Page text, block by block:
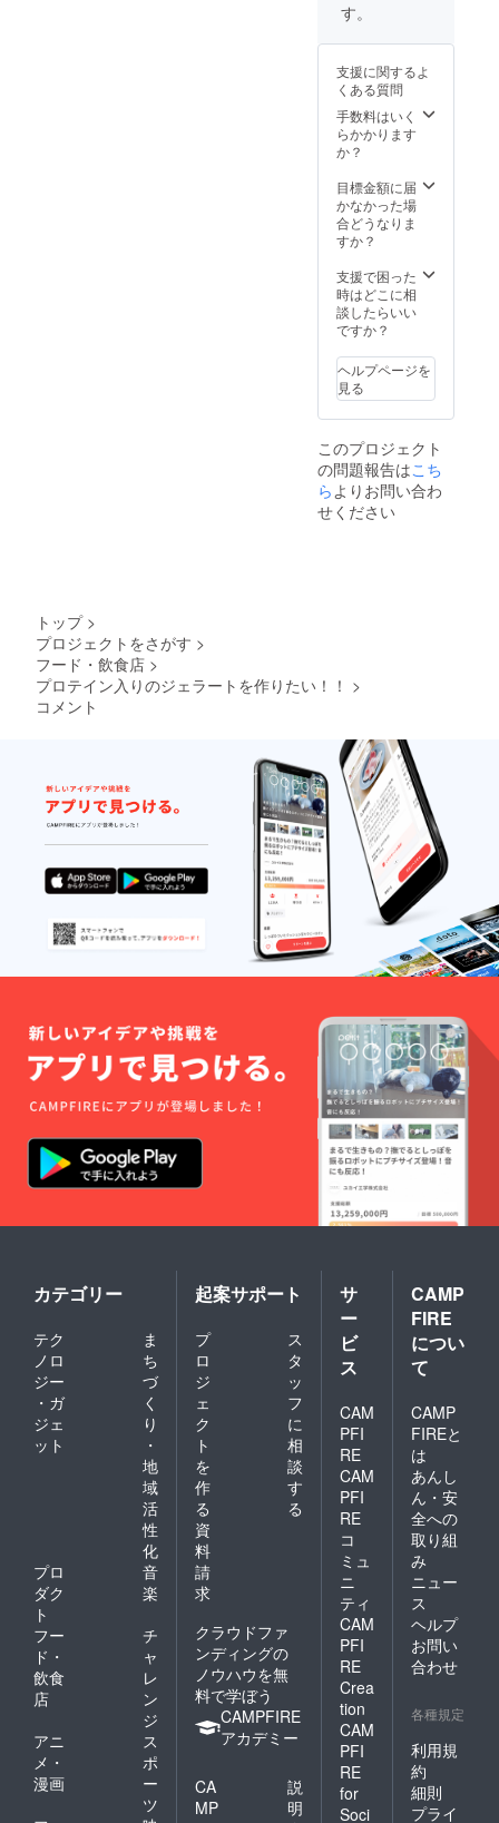
バーを
くださ
い。
す。
支援に関するよ
くある質問
手数料はいく
らかかります
か？
目標金額に届
かなかった場
合どうなりま
すか？
支援で困った
時はどこに相
談したらいい
ですか？
ヘルプページを
見る
このプロジェクト
の問題報告はこち
らよりお問い合わ
せください
トップ >
プロジェクトをさがす >
フード・飲食店 >
プロテイン入りのジェラートを作りたい！！ >
コメント
カテゴリー
テク
ノロ
ジー
・ガ
ジェ
ット
ま
ち
づ
く
り
・
地
域
活
性
化
プロ
ダク
ト
音
楽
フー
ド・
飲食
店
チ
ャ
レ
ン
ジ
アニ
メ・
漫画
ス
ポ
ー
ツ
起案サポート
プ
ロ
ジ
ェ
ク
ト
を
作
る
ス
タ
ッ
フ
に
相
談
す
る
資
料
請
求
クラウドファ
ンディングの
ノウハウを無
料で学ぼう
CAMPFIRE
アカデミー
CA
MP
説
明
サ
ー
ビ
ス
CAM
PFI
RE
CAM
PFI
RE
コ
ミュ
ニ
ティ
CAM
PFI
RE
Crea
tion
CAM
PFI
RE
for
Soci
CAMP
FIRE
につい
て
CAMP
FIREと
は
あんし
ん・安
全への
取り組
み
ニュー
ス
ヘルプ
お問い
合わせ
各種規定
利用規
約
細則
プライ